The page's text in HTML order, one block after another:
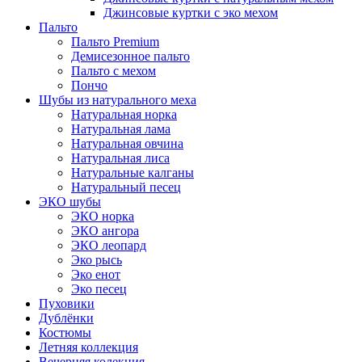
Джинсовые куртки с эко мехом
Пальто
Пальто Premium
Демисезонное пальто
Пальто с мехом
Пончо
Шубы из натурального меха
Натуральная норка
Натуральная лама
Натуральная овчина
Натуральная лиса
Натуральные калганы
Натуральный песец
ЭКО шубы
ЭКО норка
ЭКО ангора
ЭКО леопард
Эко рысь
Эко енот
Эко песец
Пуховики
Дублёнки
Костюмы
Летняя коллекция